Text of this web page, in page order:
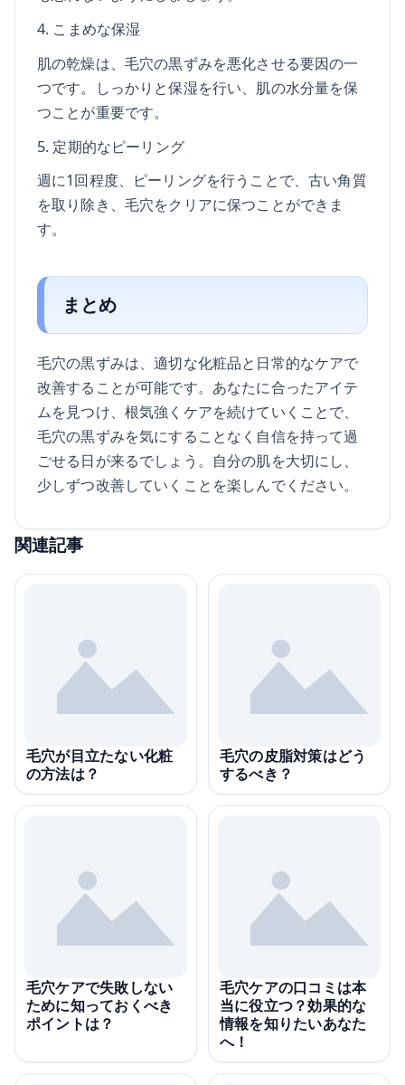
4. こまめな保湿
肌の乾燥は、毛穴の黒ずみを悪化させる要因の一
つです。しっかりと保湿を行い、肌の水分量を保
つことが重要です。
5. 定期的なピーリング
週に1回程度、ピーリングを行うことで、古い角質
を取り除き、毛穴をクリアに保つことができま
す。
まとめ
毛穴の黒ずみは、適切な化粧品と日常的なケアで
改善することが可能です。あなたに合ったアイテ
ムを見つけ、根気強くケアを続けていくことで、
毛穴の黒ずみを気にすることなく自信を持って過
ごせる日が来るでしょう。自分の肌を大切にし、
少しずつ改善していくことを楽しんでください。
関連記事
毛穴が目立たない化粧
の方法は？
毛穴の皮脂対策はどう
するべき？
毛穴ケアで失敗しない
ために知っておくべき
ポイントは？
毛穴ケアの口コミは本
当に役立つ？効果的な
情報を知りたいあなた
へ！